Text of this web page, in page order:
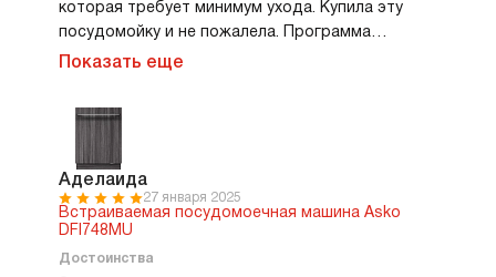
которая требует минимум ухода. Купила эту
посудомойку и не пожалела. Программа
самоочистки — мой любимый режим! Запускаю
удаляет грязь. Никаких хлопот. Эко режим тоже
понятное, даже муж быстро освоил. Посуду
всегда достаю чистую и сухую, даже
пластиковые детские тарелки не остаются
мокрыми. Очень удобно!!!
Показать еще
Аделаида
27 января 2025
Встраиваемая посудомоечная машина Asko
DFI748MU
Достоинства